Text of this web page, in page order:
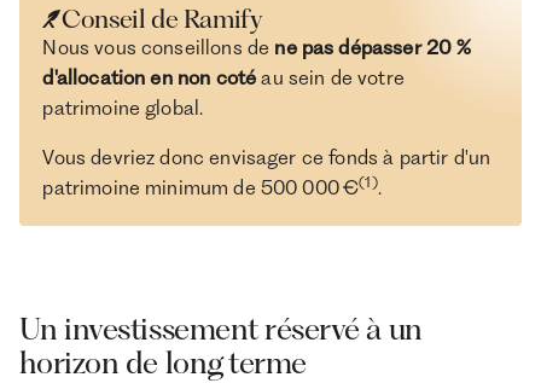
Conseil de Ramify
Nous vous conseillons de ne pas dépasser 20 %
d'allocation en non coté au sein de votre
patrimoine global.
Vous devriez donc envisager ce fonds à partir d'un
patrimoine minimum de 500 000 €(1).
Un investissement réservé à un
horizon de long terme